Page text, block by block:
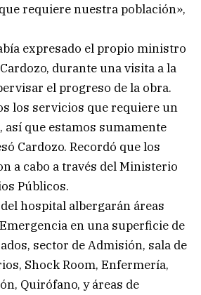
requiere nuestra población»,
expresado el propio ministro
durante una visita a la
el progreso de la obra.
los servicios que requiere un
que estamos sumamente
Cardozo. Recordó que los
a cabo a través del Ministerio
Públicos.
hospital albergarán áreas
en una superficie de
sector de Admisión, sala de
Shock Room, Enfermería,
Quirófano, y áreas de